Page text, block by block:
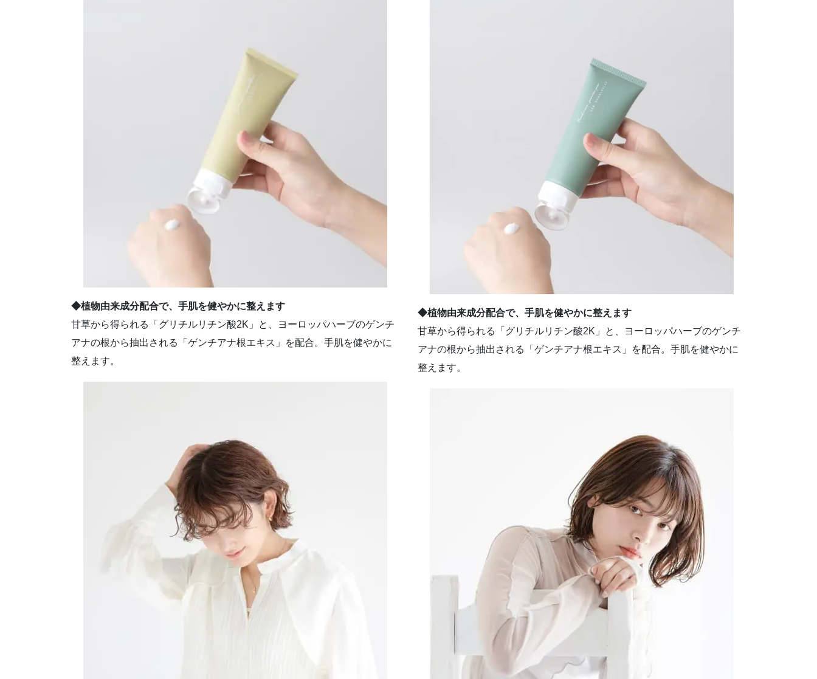
◆植物由来成分配合で、手肌を健やかに整えます
甘草から得られる「グリチルリチン酸2K」と、ヨーロッパハーブのゲンチ
アナの根から抽出される「ゲンチアナ根エキス」を配合。手肌を健やかに
整えます。
◆植物由来成分配合で、手肌を健やかに整えます
甘草から得られる「グリチルリチン酸2K」と、ヨーロッパハーブのゲンチ
アナの根から抽出される「ゲンチアナ根エキス」を配合。手肌を健やかに
整えます。